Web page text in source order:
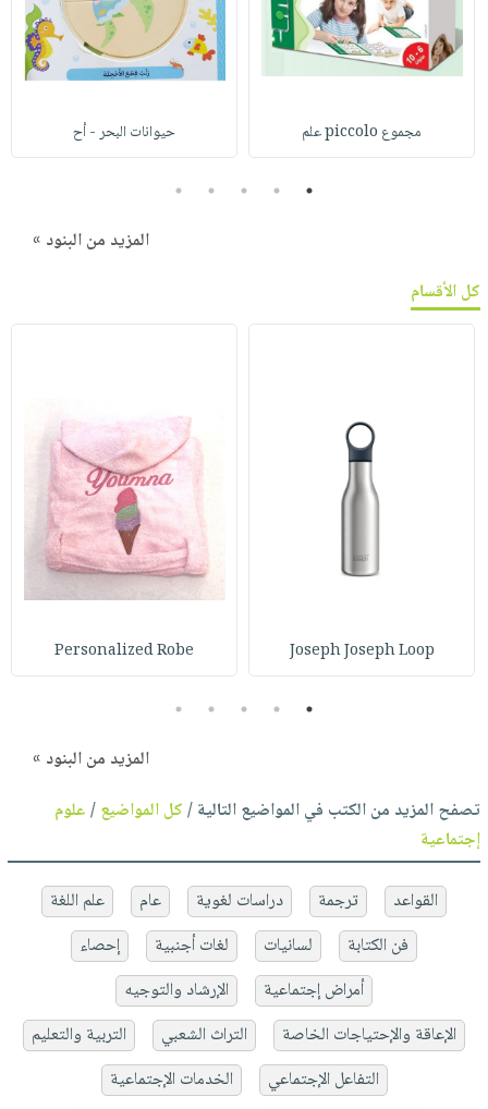
مجموع piccolo علم حيوانات البحر - أح
1
2
3
4
5
المزيد من البنود »
كل الأقسام
Joseph Joseph Loop
Personalized Robe
1
2
3
4
5
المزيد من البنود »
تصفح المزيد من الكتب في المواضيع التالية /كل المواضيع/علوم
إجتماعية
القواعد ترجمة دراسات لغوية عام
علم اللغة
فن الكتابة
لسانيات لغات أجنبية
إحصاء
أمراض إجتماعية
الإرشاد والتوجيه
الإعاقة والإحتياجات الخاصة
التراث الشعبي
التربية والتعليم
التفاعل الإجتماعي
الخدمات الإجتماعية